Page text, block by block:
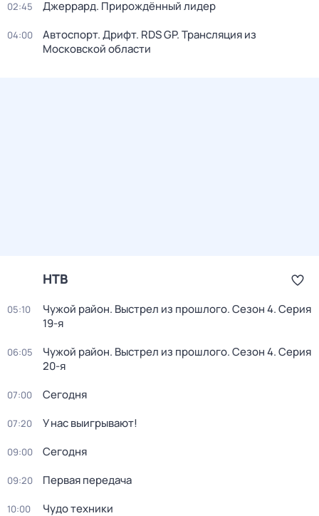
02:45 Джеррард. Прирождённый лидер
04:00
Автоспорт. Дрифт. RDS GP. Трансляция из
Московской области
НТВ
05:10 Чужой район. Выстрел из прошлого. Сезон 4. Серия
19-я
06:05 Чужой район. Выстрел из прошлого. Сезон 4. Серия
20-я
07:00 Сегодня
07:20 У нас выигрывают!
09:00 Сегодня
09:20 Первая передача
10:00 Чудо техники